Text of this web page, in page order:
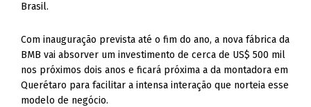
Brasil.
Com inauguração prevista até o fim do ano, a nova fábrica da
BMB vai absorver um investimento de cerca de US$ 500 mil
nos próximos dois anos e ficará próxima a da montadora em
Querétaro para facilitar a intensa interação que norteia esse
modelo de negócio.